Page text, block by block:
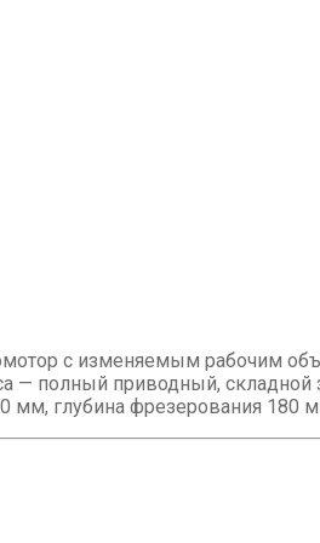
с изменяемым рабочим
— полный приводный, складной
мм, глубина фрезерования 180